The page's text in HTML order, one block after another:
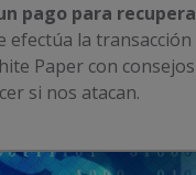
pago para
efectúa la
Paper con
si nos atacan.